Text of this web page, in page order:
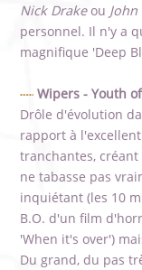
Nick Drakeou
personnel. Il n'y a
magnifique 'Deep
Wipers - Youth
Drôle d'évolution
rapport à
tranchantes,
ne tabasse pas
inquiétant (les 10
B.O. d'un film
'When it's over')
Du grand, du pas